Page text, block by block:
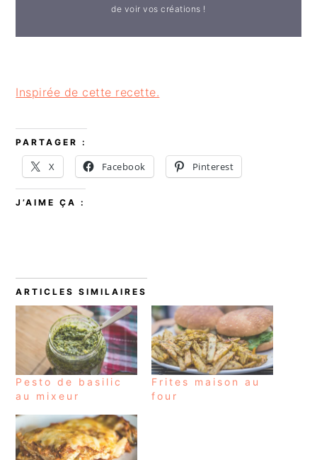
de voir vos créations !
Inspirée de cette recette.
PARTAGER :
X Facebook Pinterest
J’AIME ÇA :
ARTICLES SIMILAIRES
Pesto de basilic
au mixeur
Frites maison au
four